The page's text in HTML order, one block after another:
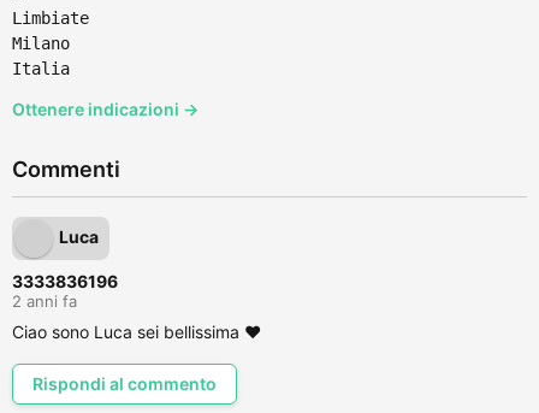
Limbiate
Milano
Italia
Ottenere indicazioni →
Commenti
Luca
3333836196
2 anni fa
Ciao sono Luca sei bellissima ❤️
Rispondi al commento